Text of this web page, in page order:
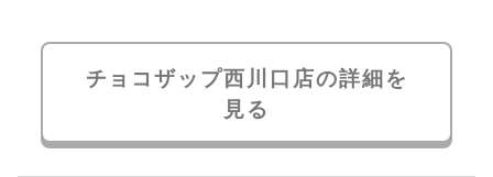
チョコザップ西川口店の詳細を
見る